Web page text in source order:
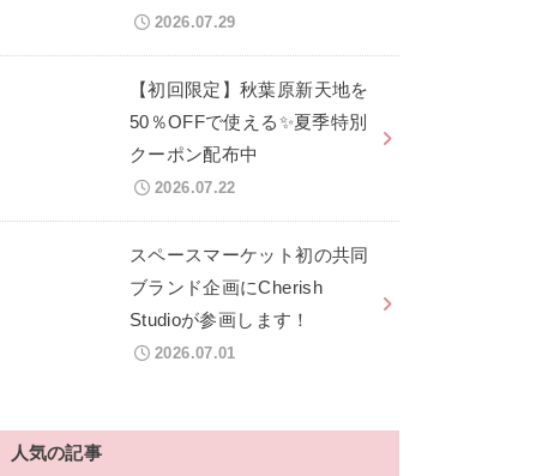
2026.07.29
【初回限定】秋葉原新天地を
50％OFFで使える✨夏季特別
クーポン配布中
2026.07.22
スペースマーケット初の共同
ブランド企画にCherish
Studioが参画します！
2026.07.01
人気の記事